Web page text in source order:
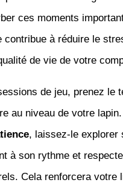
ces moments
contribue à réduire le
de vie de votre
de jeu, prenez le
au niveau de votre
, laissez-le explorer
à son rythme et
Cela renforcera votre